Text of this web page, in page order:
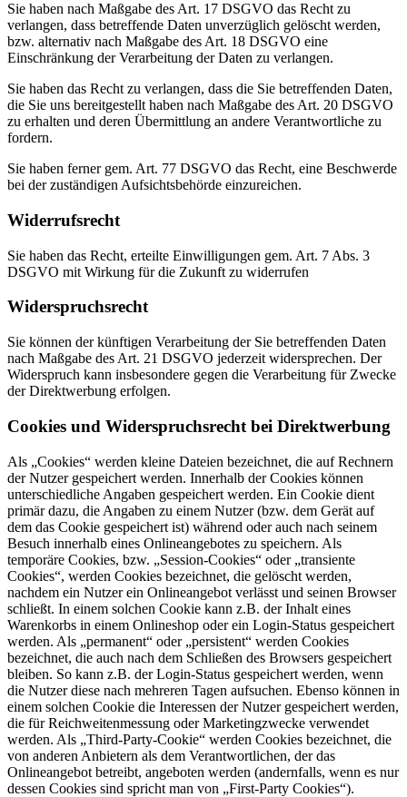
Sie haben nach Maßgabe des Art. 17 DSGVO das Recht zu
verlangen, dass betreffende Daten unverzüglich gelöscht werden,
bzw. alternativ nach Maßgabe des Art. 18 DSGVO eine
Einschränkung der Verarbeitung der Daten zu verlangen.
Sie haben das Recht zu verlangen, dass die Sie betreffenden Daten,
die Sie uns bereitgestellt haben nach Maßgabe des Art. 20 DSGVO
zu erhalten und deren Übermittlung an andere Verantwortliche zu
fordern.
Sie haben ferner gem. Art. 77 DSGVO das Recht, eine Beschwerde
bei der zuständigen Aufsichtsbehörde einzureichen.
Widerrufsrecht
Sie haben das Recht, erteilte Einwilligungen gem. Art. 7 Abs. 3
DSGVO mit Wirkung für die Zukunft zu widerrufen
Widerspruchsrecht
Sie können der künftigen Verarbeitung der Sie betreffenden Daten
nach Maßgabe des Art. 21 DSGVO jederzeit widersprechen. Der
Widerspruch kann insbesondere gegen die Verarbeitung für Zwecke
der Direktwerbung erfolgen.
Cookies und Widerspruchsrecht bei Direktwerbung
Als „Cookies“ werden kleine Dateien bezeichnet, die auf Rechnern
der Nutzer gespeichert werden. Innerhalb der Cookies können
unterschiedliche Angaben gespeichert werden. Ein Cookie dient
primär dazu, die Angaben zu einem Nutzer (bzw. dem Gerät auf
dem das Cookie gespeichert ist) während oder auch nach seinem
Besuch innerhalb eines Onlineangebotes zu speichern. Als
temporäre Cookies, bzw. „Session-Cookies“ oder „transiente
Cookies“, werden Cookies bezeichnet, die gelöscht werden,
nachdem ein Nutzer ein Onlineangebot verlässt und seinen Browser
schließt. In einem solchen Cookie kann z.B. der Inhalt eines
Warenkorbs in einem Onlineshop oder ein Login-Status gespeichert
werden. Als „permanent“ oder „persistent“ werden Cookies
bezeichnet, die auch nach dem Schließen des Browsers gespeichert
bleiben. So kann z.B. der Login-Status gespeichert werden, wenn
die Nutzer diese nach mehreren Tagen aufsuchen. Ebenso können in
einem solchen Cookie die Interessen der Nutzer gespeichert werden,
die für Reichweitenmessung oder Marketingzwecke verwendet
werden. Als „Third-Party-Cookie“ werden Cookies bezeichnet, die
von anderen Anbietern als dem Verantwortlichen, der das
Onlineangebot betreibt, angeboten werden (andernfalls, wenn es nur
dessen Cookies sind spricht man von „First-Party Cookies“).